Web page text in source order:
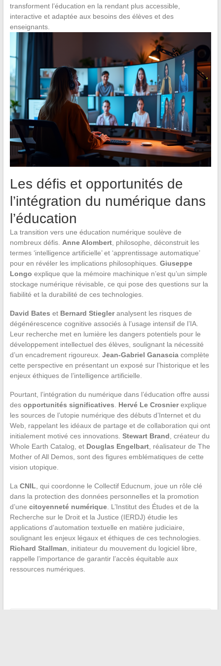
transforment l’éducation en la rendant plus accessible,
interactive et adaptée aux besoins des élèves et des
enseignants.
Les défis et opportunités de
l’intégration du numérique dans
l’éducation
La transition vers une éducation numérique soulève de
nombreux défis. Anne Alombert, philosophe, déconstruit les
termes ‘intelligence artificielle’ et ‘apprentissage automatique’
pour en révéler les implications philosophiques. Giuseppe
Longo explique que la mémoire machinique n’est qu’un simple
stockage numérique révisable, ce qui pose des questions sur la
fiabilité et la durabilité de ces technologies.
David Bates et Bernard Stiegleranalysent les risques de
dégénérescence cognitive associés à l’usage intensif de l’IA.
Leur recherche met en lumière les dangers potentiels pour le
développement intellectuel des élèves, soulignant la nécessité
d’un encadrement rigoureux. Jean-Gabriel Ganasciacomplète
cette perspective en présentant un exposé sur l’historique et les
enjeux éthiques de l’intelligence artificielle.
Pourtant, l’intégration du numérique dans l’éducation offre aussi
des opportunités significatives Hervé Le Crosnierexplique
les sources de l’utopie numérique des débuts d’Internet et du
Web, rappelant les idéaux de partage et de collaboration qui ont
initialement motivé ces innovations. Stewart Brand , créateur du
Whole Earth Catalog, et Douglas Engelbart, réalisateur de The
Mother of All Demos, sont des figures emblématiques de cette
vision utopique.
La CNIL , qui coordonne le Collectif Educnum, joue un rôle clé
dans la protection des données personnelles et la promotion
d’une citoyenneté numérique. L’Institut des Études et de la
Recherche sur le Droit et la Justice (IERDJ) étudie les
applications d’automation textuelle en matière judiciaire,
soulignant les enjeux légaux et éthiques de ces technologies.
Richard Stallman , initiateur du mouvement du logiciel libre,
rappelle l’importance de garantir l’accès équitable aux
ressources numériques.